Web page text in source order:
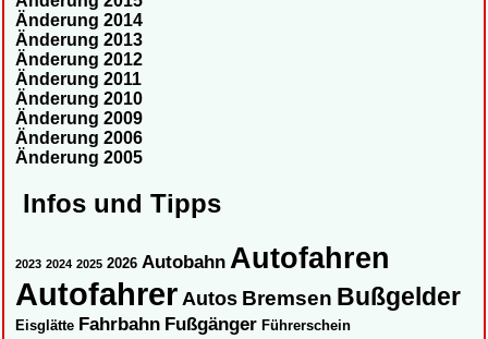
Änderung 2014
Änderung 2013
Änderung 2012
Änderung 2011
Änderung 2010
Änderung 2009
Änderung 2006
Änderung 2005
Infos und Tipps
2023 2024 2025 2026 Autobahn Autofahren
AutofahrerAutos Bremsen Bußgelder
Eisglätte Fahrbahn Fußgänger Führerschein